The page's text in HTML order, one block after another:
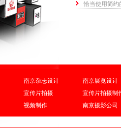
恰当使用简约
南京杂志设计
南京展览设计
宣传片拍摄
宣传片拍摄制
视频制作 南京摄影公司